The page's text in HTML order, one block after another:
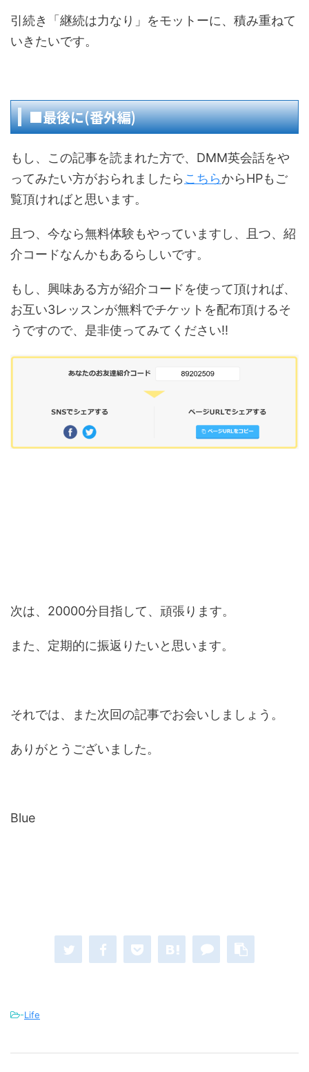
引続き「継続は力なり」をモットーに、積み重ねて
いきたいです。
■最後に(番外編)
もし、この記事を読まれた方で、DMM英会話をや
ってみたい方がおられましたら こちらからHPもご
覧頂ければと思います。
且つ、今なら無料体験もやっていますし、且つ、紹
介コードなんかもあるらしいです。
もし、興味ある方が紹介コードを使って頂ければ、
お互い3レッスンが無料でチケットを配布頂けるそ
うですので、是非使ってみてください‼
次は、20000分目指して、頑張ります。
また、定期的に振返りたいと思います。
それでは、また次回の記事でお会いしましょう。
ありがとうございました。
Blue
-Life